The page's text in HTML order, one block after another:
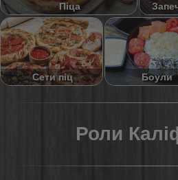
Піца
Сети піц Боули
Роли